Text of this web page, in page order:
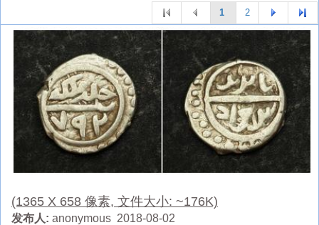
1 2
(1365 X 658 像素, 文件大小: ~176K)
发布人: anonymous 2018-08-02